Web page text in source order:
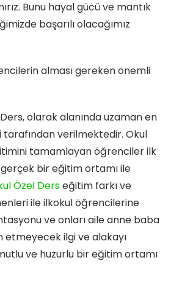
Bunu hayal gücü ve mantık
başarılı olacağımız
alması gereken önemli
olarak alanında uzaman en
tarafından verilmektedir. Okul
tamamlayan öğrenciler ilk
gerçek bir eğitim ortamı ile
Özel Derseğitim farkı ve
ile ilkokul öğrencilerine
ve onları aile anne baba
etmeyecek ilgi ve alakayı
ve huzurlu bir eğitim ortamı